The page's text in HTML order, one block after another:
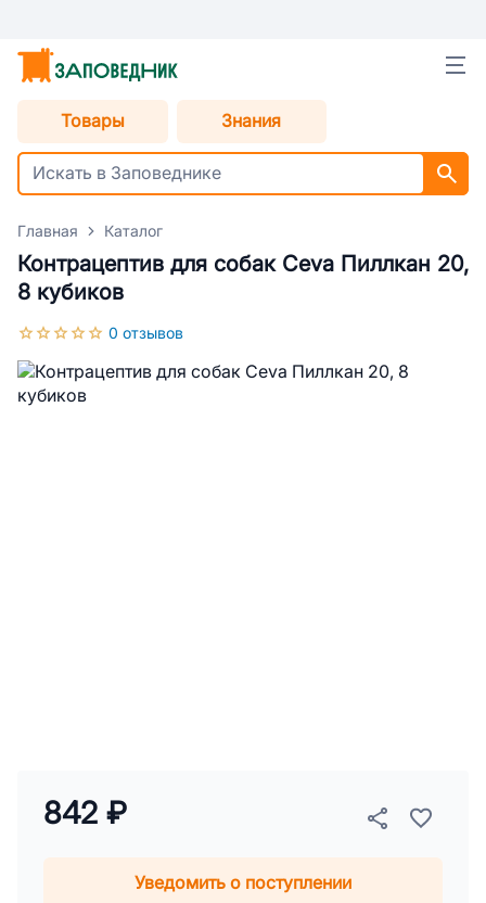
Товары Знания
Главная Каталог
Контрацептив для собак Ceva Пиллкан 20,
8 кубиков
0 отзывов
842 ₽
Уведомить о поступлении